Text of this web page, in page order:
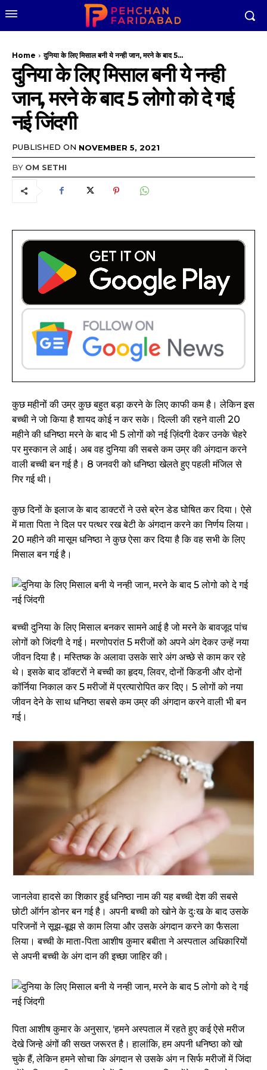
Home दुनिया के लिए मिसाल बनी ये नन्ही जान, मरने के बाद 5...
दुनिया के लिए मिसाल बनी ये नन्ही
जान, मरने के बाद 5 लोगो को दे गई
नई जिंदगी
PUBLISHED ON NOVEMBER 5, 2021
BY OM SETHI
कुछ महीनों की उम्र कुछ बहुत बड़ा करने के लिए काफी कम है। लेकिन इस
बच्ची ने जो किया है शायद कोई न कर सके। दिल्ली की रहने वाली 20
महीने की धनिष्ठा मरने के बाद भी 5 लोगों को नई ज़िंदगी देकर उनके चेहरे
पर मुस्कान ले आई। अब वह दुनिया की सबसे कम उम्र की अंगदान करने
वाली बच्ची बन गई है। 8 जनवरी को धनिष्ठा खेलते हुए पहली मंजिल से
गिर गई थी।
कुछ दिनों के इलाज के बाद डाक्टरों ने उसे ब्रेन डेड घोषित कर दिया। ऐसे
में माता पिता ने दिल पर पत्थर रख बेटी के अंगदान करने का निर्णय लिया।
20 महीने की मासूम धनिष्ठा ने कुछ ऐसा कर दिया है कि वह सभी के लिए
मिसाल बन गई है।
बच्ची दुनिया के लिए मिसाल बनकर सामने आई है जो मरने के बावजूद पांच
लोगों को जिंदगी दे गई। मरणोपरांत 5 मरीजों को अपने अंग देकर उन्हें नया
जीवन दिया है। मस्तिष्क के अलावा उसके सारे अंग अच्छे से काम कर रहे
थे। इसके बाद डॉक्टरों ने बच्ची का हृदय, लिवर, दोनों किडनी और दोनों
कॉर्निया निकाल कर 5 मरीजों में प्रत्यारोपित कर दिए। 5 लोगों को नया
जीवन देने के साथ धनिष्ठा सबसे कम उम्र की अंगदान करने वाली भी बन
गई।
जानलेवा हादसे का शिकार हुई धनिष्ठा नाम की यह बच्ची देश की सबसे
छोटी ऑर्गन डोनर बन गई है। अपनी बच्ची को खोने के दुःख के बाद उसके
परिजनों ने सूझ-बूझ से काम लिया और उसके अंगदान करने का फैसला
लिया। बच्ची के माता-पिता आशीष कुमार बबीता ने अस्पताल अधिकारियों
से अपनी बच्ची के अंग दान की इच्छा जाहिर की।
पिता आशीष कुमार के अनुसार, ‘हमने अस्पताल में रहते हुए कई ऐसे मरीज
देखे जिन्हे अंगों की सख्त जरूरत है। हालांकि, हम अपनी धनिष्ठा को खो
चुके हैं, लेकिन हमने सोचा कि अंगदान से उसके अंग न सिर्फ मरीजों में जिंदा